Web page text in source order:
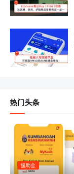
热门头条
援助金